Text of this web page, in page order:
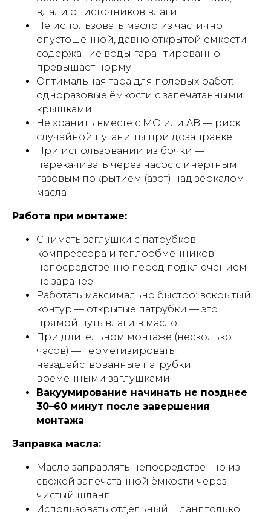
вдали от источников влаги
Не использовать масло из частично
опустошённой, давно открытой ёмкости —
содержание воды гарантированно
превышает норму
Оптимальная тара для полевых работ:
одноразовые ёмкости с запечатанными
крышками
Не хранить вместе с MO или AB — риск
случайной путаницы при дозаправке
При использовании из бочки —
перекачивать через насос с инертным
газовым покрытием (азот) над зеркалом
масла
Работа при монтаже:
Снимать заглушки с патрубков
компрессора и теплообменников
непосредственно перед подключением —
не заранее
Работать максимально быстро: вскрытый
контур — открытые патрубки — это
прямой путь влаги в масло
При длительном монтаже (несколько
часов) — герметизировать
незадействованные патрубки
временными заглушками
Вакуумирование начинать не позднее
30–60 минут после завершения
монтажа
Заправка масла:
Масло заправлять непосредственно из
свежей запечатанной ёмкости через
чистый шланг
Использовать отдельный шланг только